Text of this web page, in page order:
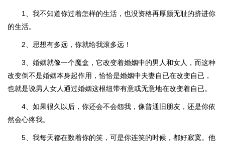
1、我不知道你过着怎样的生活，也没资格再厚颜无耻的挤进你
的生活。
2、思想有多远，你就给我滚多远！
3、婚姻就像一个魔盒，它改变着婚姻中的男人和女人，而这种
改变倒不是婚姻本身起作用，恰恰是婚姻中夫妻自已在改变自已，
也就是说男人女人通过婚姻这根纽带有意或无意地在改变着自已。
4、如果很久以后，你还会不会怨我，像普通旧朋友，还是你依
然会心疼我。
5、我每天都在数着你的笑，可是你连笑的时候，都好寂寞。他